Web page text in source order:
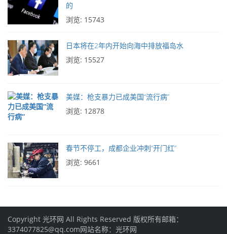
的
浏览: 15743
日本将在2年内开始向海中排放福岛水
浏览: 15527
美媒：枪支暴力已成美国“流行病”
浏览: 12878
春节不停工，成都企业冲刺“开门红”
浏览: 9661
Copyright 光环网 All Rights Reserved 版权所有邮箱：
3374077825@qq.com网站名称：光环网